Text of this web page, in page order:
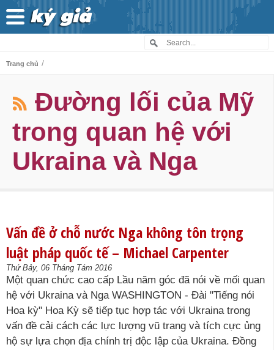
Trang chủ /
Đường lối của Mỹ
trong quan hệ với
Ukraina và Nga
Vấn đề ở chỗ nước Nga không tôn trọng
luật pháp quốc tế – Michael Carpenter
Thứ Bảy, 06 Tháng Tám 2016
Một quan chức cao cấp Lầu năm góc đã nói về mối quan
hệ với Ukraina và Nga WASHINGTON - Đài "Tiếng nói
Hoa kỳ" Hoa Kỳ sẽ tiếp tục hợp tác với Ukraina trong
vấn đề cải cách các lực lượng vũ trang và tích cực ủng
hộ sự lựa chọn địa chính trị độc lập của Ukraina. Đồng